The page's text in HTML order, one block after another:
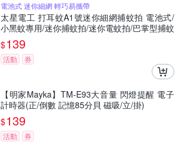
電池式 迷你細網 輕巧易攜帶
太星電工 打耳蚊A1號迷你細網捕蚊拍 電池式/
小黑蚊專用/迷你捕蚊拍/迷你電蚊拍/巴掌型捕蚊
拍
$139
活動 券
【明家Mayka】TM-E93大音量 閃燈提醒 電子
計時器(正/倒數 記憶85分貝 磁吸/立/掛)
$139
活動 券